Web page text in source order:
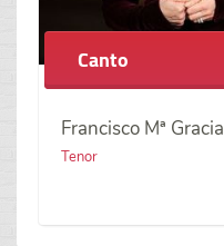
Canto
Francisco Mª Gracia
Tenor